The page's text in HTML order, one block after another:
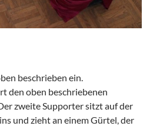
beschrieben ein.
den oben beschriebenen
zweite Supporter sitzt auf der
und zieht an einem Gürtel, der